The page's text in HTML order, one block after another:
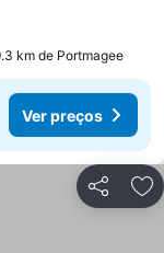
km de Portmagee
Ver preços
Partilhar